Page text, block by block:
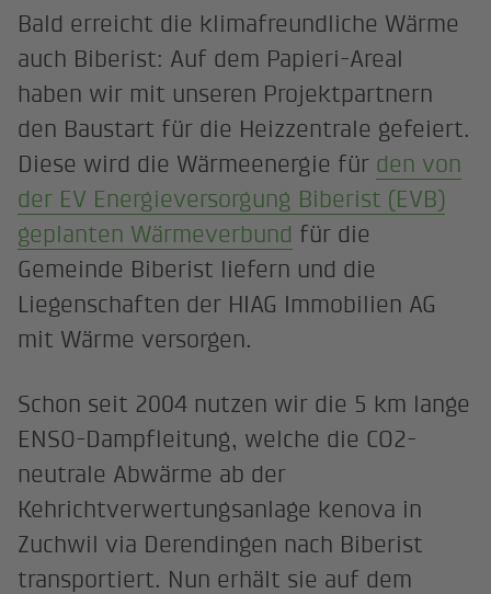
Bald erreicht die klimafreundliche Wärme
auch Biberist: Auf dem Papieri-Areal
haben wir mit unseren Projektpartnern
den Baustart für die Heizzentrale gefeiert.
Diese wird die Wärmeenergie für den von
der EV Energieversorgung Biberist (EVB)
geplanten Wärmeverbund für die
Gemeinde Biberist liefern und die
Liegenschaften der HIAG Immobilien AG
mit Wärme versorgen.
Schon seit 2004 nutzen wir die 5 km lange
ENSO-Dampfleitung, welche die CO2-
neutrale Abwärme ab der
Kehrichtverwertungsanlage kenova in
Zuchwil via Derendingen nach Biberist
transportiert. Nun erhält sie auf dem